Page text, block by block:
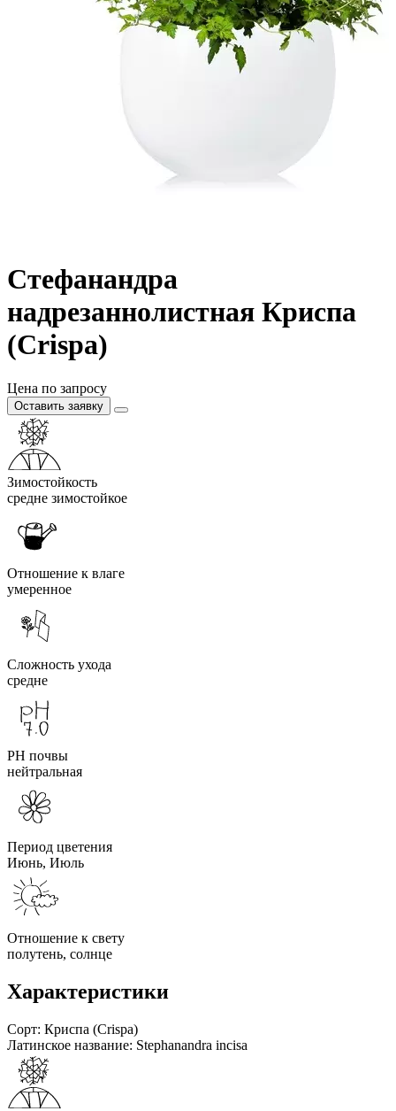
Стефанандра
надрезаннолистная Криспа
(Crispa)
Цена по запросу
Оставить заявку
Зимостойкость
средне зимостойкое
Отношение к влаге
умеренное
Сложность ухода
средне
PH почвы
нейтральная
Период цветения
Июнь, Июль
Отношение к свету
полутень, солнце
Характеристики
Сорт: Криспа (Crispa)
Латинское название: Stephanandra incisa